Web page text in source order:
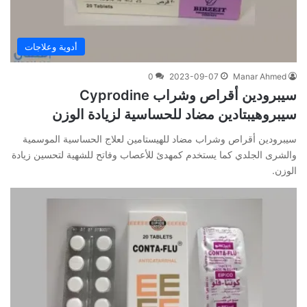
أدوية وعلاجات
Manar Ahmed
2023-09-07
0
سيبرودين أقراص وشراب Cyprodine
سيبروهيبتادين مضاد للحساسية لزيادة الوزن
سيبرودين أقراص وشراب مضاد للهيستامين لعلاج الحساسية الموسمية
والشرى الجلدي كما يستخدم كمهدئ للأعصاب وفاتح للشهية لتحسين زيادة
الوزن.